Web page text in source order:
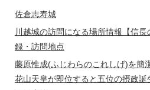
佐倉志寿城
川越城の訪問になる場所情報【信
録・訪問地点
藤原惟成(ふじわらのこれしげ)を簡
花山天皇が即位すると五位の摂政